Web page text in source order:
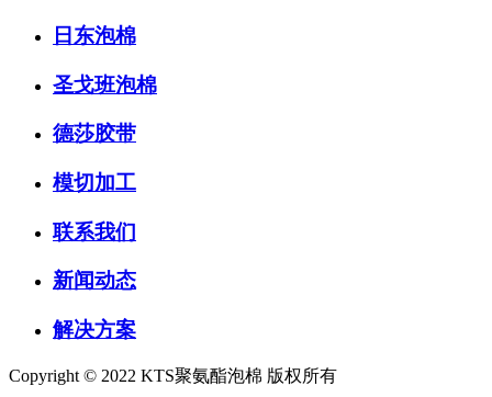
日东泡棉
圣戈班泡棉
德莎胶带
模切加工
联系我们
新闻动态
解决方案
Copyright © 2022 KTS聚氨酯泡棉 版权所有